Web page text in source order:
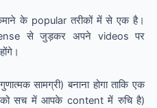
के popular तरीकों में से एक है।
से जुड़कर अपने videos पर
सामग्री) बनाना होगा ताकि एक
को सच में आपके content में रुचि है)